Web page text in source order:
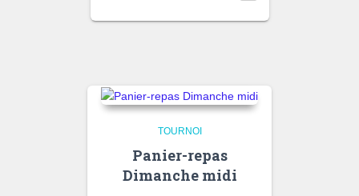
TOURNOI
Panier-repas
Dimanche midi